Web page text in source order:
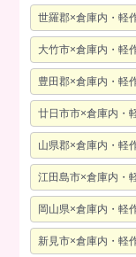
世羅郡×倉庫内・軽
大竹市×倉庫内・軽
豊田郡×倉庫内・軽
廿日市市×倉庫内・
山県郡×倉庫内・軽
江田島市×倉庫内・
岡山県×倉庫内・軽
新見市×倉庫内・軽